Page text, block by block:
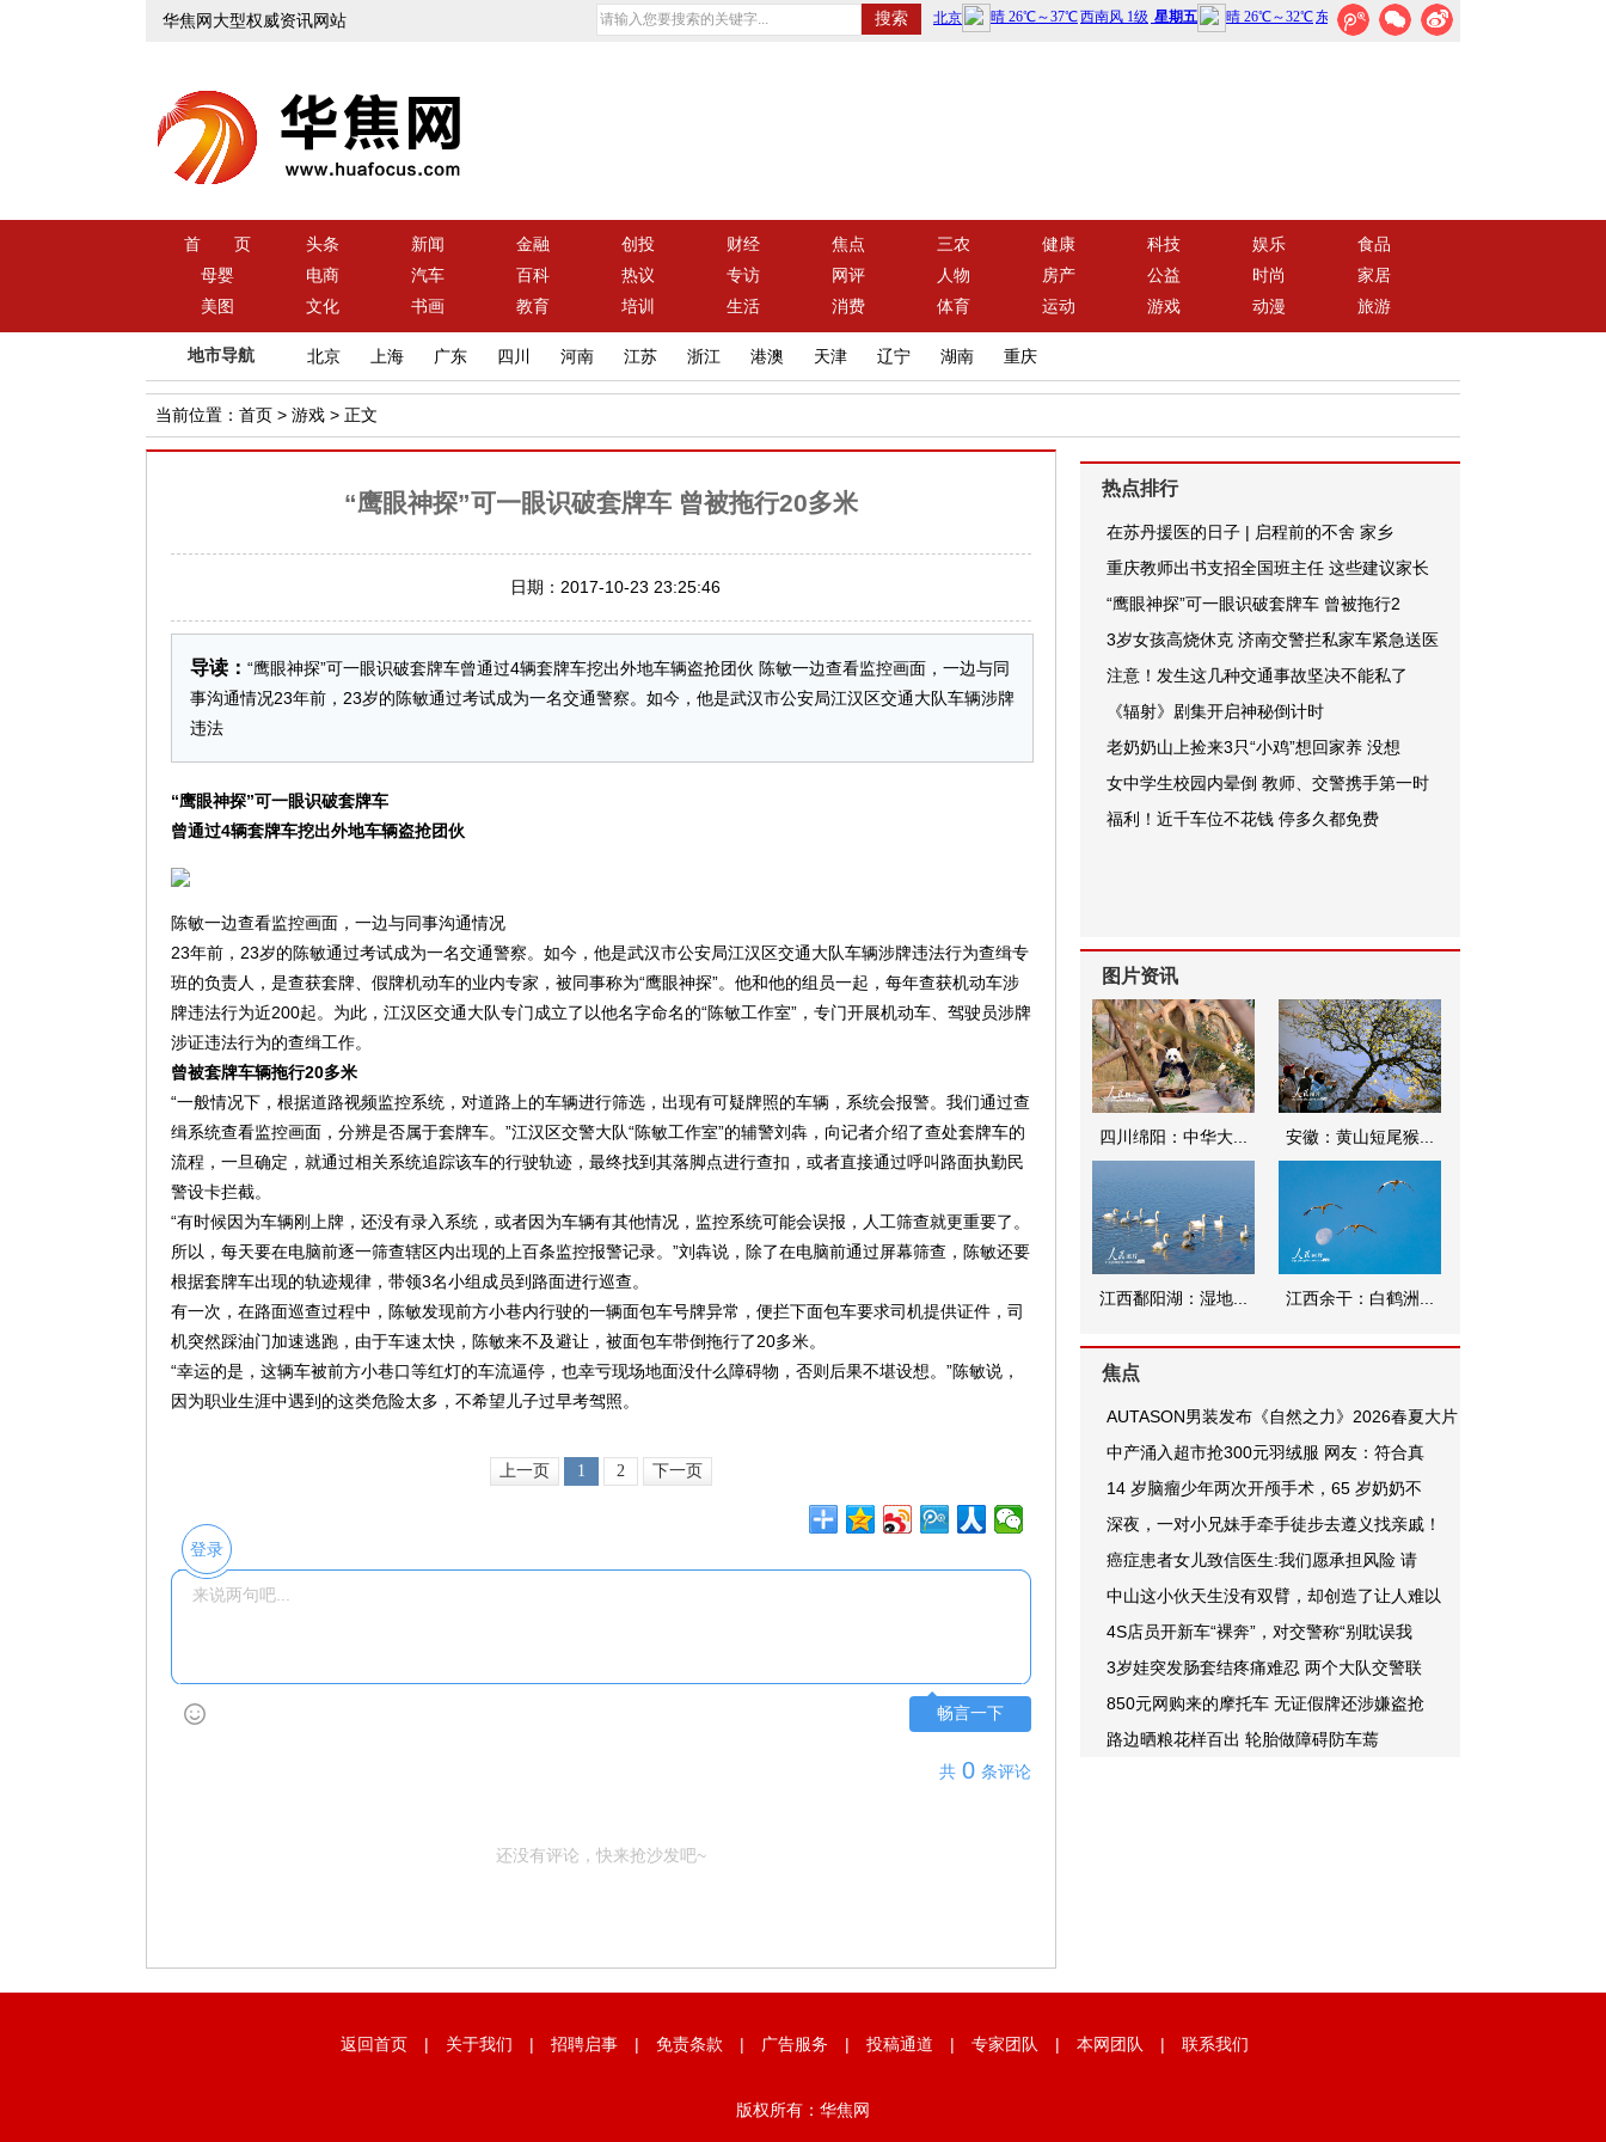
华焦网大型权威资讯网站
首 页 头条 新闻 金融 创投 财经 焦点 三农 健康 科技 娱乐
食品
母婴
电商 汽车 百科 热议 专访 网评 人物 房产 公益 时尚
家居
美图
文化 书画 教育 培训 生活 消费 体育 运动 游戏 动漫 旅游
地市导航 北京 上海 广东 四川 河南 江苏 浙江 港澳 天津 辽宁 湖南 重庆
当前位置： 首页 > 游戏 > 正文
“鹰眼神探”可一眼识破套牌车 曾被拖行20多米
日期：2017-10-23 23:25:46
导读： “鹰眼神探”可一眼识破套牌车曾通过4辆套牌车挖出外地车辆盗抢团伙 陈敏一边查看监控画面，一边与同
事沟通情况23年前，23岁的陈敏通过考试成为一名交通警察。如今，他是武汉市公安局江汉区交通大队车辆涉牌
违法
“鹰眼神探”可一眼识破套牌车
曾通过4辆套牌车挖出外地车辆盗抢团伙
陈敏一边查看监控画面，一边与同事沟通情况
23年前，23岁的陈敏通过考试成为一名交通警察。如今，他是武汉市公安局江汉区交通大队车辆涉牌违法行为查缉专
班的负责人，是查获套牌、假牌机动车的业内专家，被同事称为“鹰眼神探”。他和他的组员一起，每年查获机动车涉
牌违法行为近200起。为此，江汉区交通大队专门成立了以他名字命名的“陈敏工作室”，专门开展机动车、驾驶员涉牌
涉证违法行为的查缉工作。
曾被套牌车辆拖行20多米
“一般情况下，根据道路视频监控系统，对道路上的车辆进行筛选，出现有可疑牌照的车辆，系统会报警。我们通过查
缉系统查看监控画面，分辨是否属于套牌车。”江汉区交警大队“陈敏工作室”的辅警刘犇，向记者介绍了查处套牌车的
流程，一旦确定，就通过相关系统追踪该车的行驶轨迹，最终找到其落脚点进行查扣，或者直接通过呼叫路面执勤民
警设卡拦截。
“有时候因为车辆刚上牌，还没有录入系统，或者因为车辆有其他情况，监控系统可能会误报，人工筛查就更重要了。
所以，每天要在电脑前逐一筛查辖区内出现的上百条监控报警记录。”刘犇说，除了在电脑前通过屏幕筛查，陈敏还要
根据套牌车出现的轨迹规律，带领3名小组成员到路面进行巡查。
有一次，在路面巡查过程中，陈敏发现前方小巷内行驶的一辆面包车号牌异常，便拦下面包车要求司机提供证件，司
机突然踩油门加速逃跑，由于车速太快，陈敏来不及避让，被面包车带倒拖行了20多米。
“幸运的是，这辆车被前方小巷口等红灯的车流逼停，也幸亏现场地面没什么障碍物，否则后果不堪设想。”陈敏说，
因为职业生涯中遇到的这类危险太多，不希望儿子过早考驾照。
上一页 1 2 下一页
登录
畅言一下
共 0 条评论
还没有评论，快来抢沙发吧~
热点排行
在苏丹援医的日子 | 启程前的不舍 家乡
重庆教师出书支招全国班主任 这些建议家长
“鹰眼神探”可一眼识破套牌车 曾被拖行2
3岁女孩高烧休克 济南交警拦私家车紧急送医
注意！发生这几种交通事故坚决不能私了
《辐射》剧集开启神秘倒计时
老奶奶山上捡来3只“小鸡”想回家养 没想
女中学生校园内晕倒 教师、交警携手第一时
福利！近千车位不花钱 停多久都免费
图片资讯
四川绵阳：中华大... 安徽：黄山短尾猴...
江西鄱阳湖：湿地... 江西余干：白鹤洲...
焦点
AUTASON男装发布《自然之力》2026春夏大片
中产涌入超市抢300元羽绒服 网友：符合真
14 岁脑瘤少年两次开颅手术，65 岁奶奶不
深夜，一对小兄妹手牵手徒步去遵义找亲戚！
癌症患者女儿致信医生:我们愿承担风险 请
中山这小伙天生没有双臂，却创造了让人难以
4S店员开新车“裸奔”，对交警称“别耽误我
3岁娃突发肠套结疼痛难忍 两个大队交警联
850元网购来的摩托车 无证假牌还涉嫌盗抢
路边晒粮花样百出 轮胎做障碍防车蔫
返回首页 | 关于我们 | 招聘启事 | 免责条款 | 广告服务 | 投稿通道 | 专家团队 | 本网团队 | 联系我们
版权所有：华焦网